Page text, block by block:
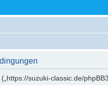
suzuki-classic.de/